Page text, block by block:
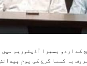
کے اردو بسیرا آڈیٹوریم
بہ کسما گرج کی یومِ